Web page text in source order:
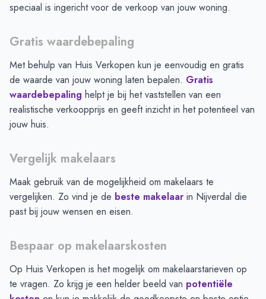
speciaal is ingericht voor de verkoop van jouw woning.
Gratis waardebepaling
Met behulp van Huis Verkopen kun je eenvoudig en gratis
de waarde van jouw woning laten bepalen. Gratis
waardebepaling helpt je bij het vaststellen van een
realistische verkoopprijs en geeft inzicht in het potentieel van
jouw huis.
Vergelijk makelaars
Maak gebruik van de mogelijkheid om makelaars te
vergelijken. Zo vind je de beste makelaar in Nijverdal die
past bij jouw wensen en eisen.
Bespaar op makelaarskosten
Op Huis Verkopen is het mogelijk om makelaarstarieven op
te vragen. Zo krijg je een helder beeld van potentiële